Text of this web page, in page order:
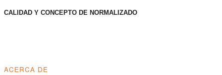
CALIDAD Y CONCEPTO DE NORMALIZADO
ACERCA DE